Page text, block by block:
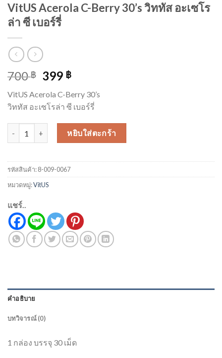
VitUS Acerola C-Berry 30’s วิททัส อะเซโร
ล่า ซี เบอร์รี่
700฿ Original
was:
700 ฿.
399 ฿Current
is:
399 ฿.
VitUS Acerola C-Berry 30’s
วิททัส อะเซโรล่า ซี เบอร์รี่
จำนวน VitUS Acerola C-Berry 30's วิททัส อะเซโรล่า ซี เบอร์รี่ ชิ้น
หยิบใส่ตะกร้า
รหัสสินค้า:8-009-0067
หมวดหมู่:VitUS
แชร์..
คำอธิบาย
บทวิจารณ์ (0)
1 กล่อง บรรจุ 30 เม็ด